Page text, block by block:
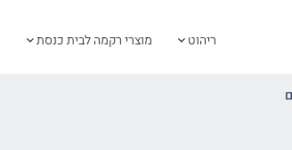
ריהוט מוצרי רקמה לבית כנסת